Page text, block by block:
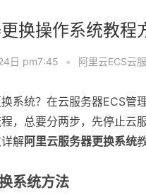
换操作系统教程
日 pm7:45 • 阿里云ECS云
系统？在云服务器ECS
，总要分两步，先停止云
解阿里云服务器更换系统
系统方法